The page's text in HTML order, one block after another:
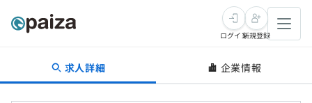
転職・キャリア
ログイン新規登録
求人詳細 企業情報